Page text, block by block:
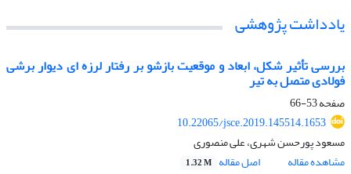
یادداشت پژوهشی
بررسی تأثیر شکل، ابعاد و موقعیت بازشو بر رفتار لرزه ای دیوار برشی
فولادی متصل به تیر
صفحه53-66
10.22065/jsce.2019.145514.1653
مسعود پورحسن شهری، علی منصوری
مشاهده مقاله
اصل مقاله 1.32 M